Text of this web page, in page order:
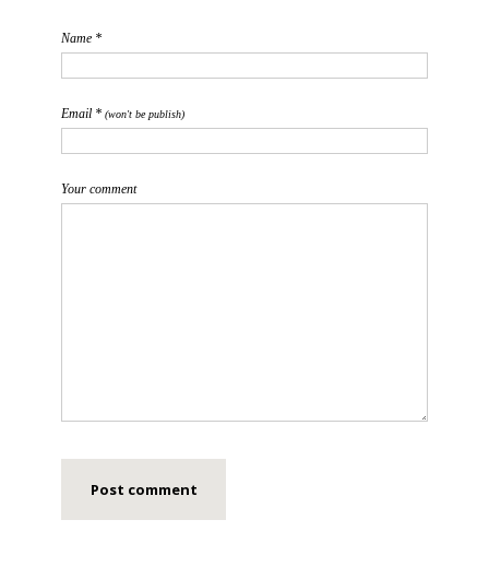
Name *
Email * (won't be publish)
Your comment